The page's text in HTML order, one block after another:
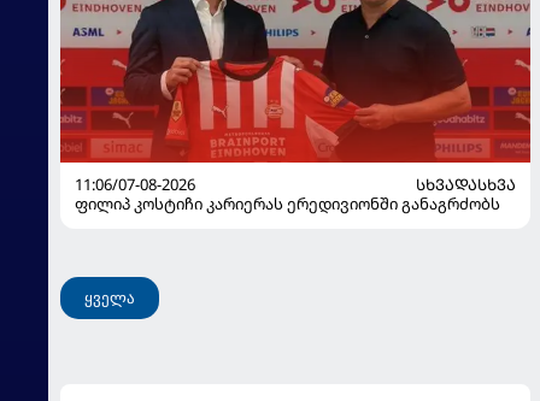
11:06/07-08-2026
ᲡᲮᲕᲐᲓᲐᲡᲮᲕᲐ
ფილიპ კოსტიჩი კარიერას ერედივიონში განაგრძობს
ყველა